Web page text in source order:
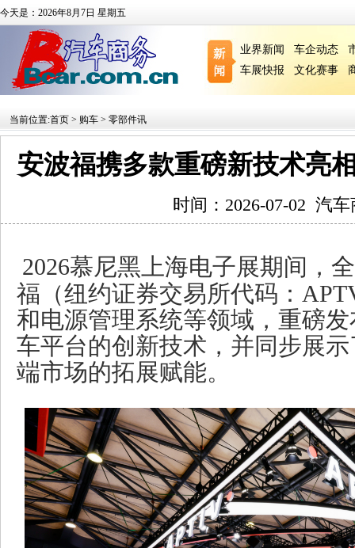
今天是：2026年8月7日 星期五
业界新闻 车企动态
车展快报
文化赛事
当前位置:首页 > 购车 > 零部件讯
安波福携多款重磅新技术亮
时间：2026-07-02 汽车
2026慕尼黑上海电子展期间，
福（纽约证券交易所代码：
和电源管理系统等领域，重磅
车平台的创新技术，并同步展
端市场的拓展赋能。